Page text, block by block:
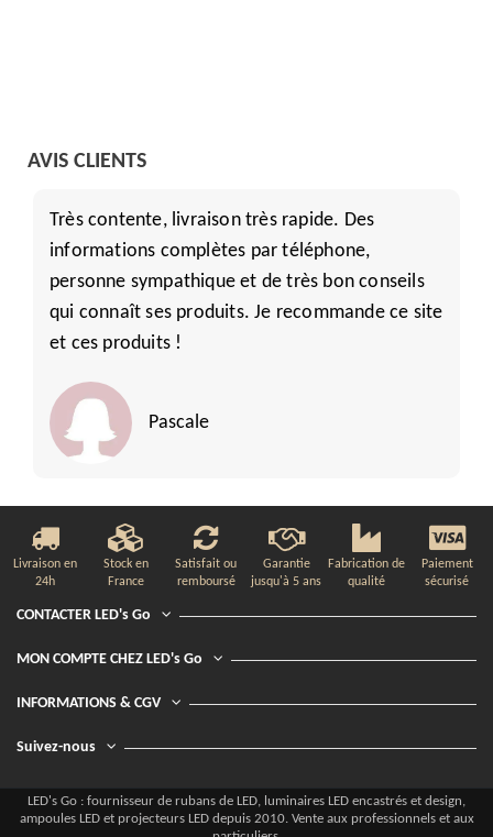
AVIS CLIENTS
Très contente, livraison très rapide. Des
informations complètes par téléphone,
personne sympathique et de très bon conseils
qui connaît ses produits. Je recommande ce site
et ces produits !
Pascale
Livraison en
24h
Stock en
France
Satisfait ou
remboursé
Garantie
jusqu'à 5 ans
Fabrication de
qualité
Paiement
sécurisé
CONTACTER LED's Go
MON COMPTE CHEZ LED's Go
INFORMATIONS & CGV
Suivez-nous
LED's Go : fournisseur de rubans de LED, luminaires LED encastrés et design,
ampoules LED et projecteurs LED depuis 2010. Vente aux professionnels et aux